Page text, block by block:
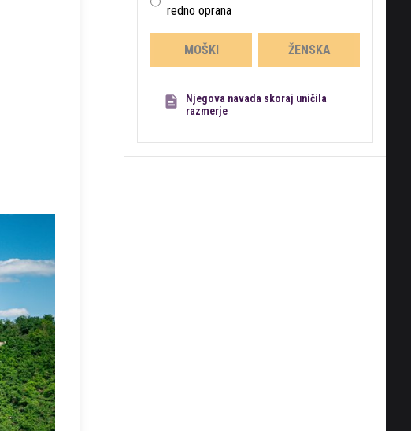
redno oprana
MOŠKI ŽENSKA
Njegova navada skoraj uničila
razmerje